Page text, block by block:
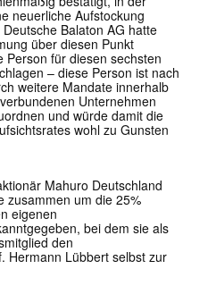
neuerliche Aufstockung
Balaton AG hatte
über diesen Punkt
für diesen sechsten
– diese Person ist nach
weitere Mandate innerhalb
Unternehmen
und würde damit die
wohl zu Gunsten
Mahuro Deutschland
zusammen um die 25%
eigenen
bei dem sie als
den
Hermann Lübbert selbst zur